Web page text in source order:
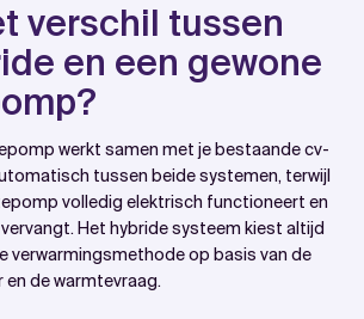
is een hybride warmtepomp
een volledig elektrische?
helpt bij het kiezen van de juiste
vragen
verschil tussen
en een gewone
werkt samen met je bestaande cv-
tussen beide systemen, terwijl
volledig elektrisch functioneert en
Het hybride systeem kiest altijd
verwarmingsmethode op basis van de
de warmtevraag.